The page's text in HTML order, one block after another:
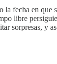
fecha en
libre
sorpresas, y